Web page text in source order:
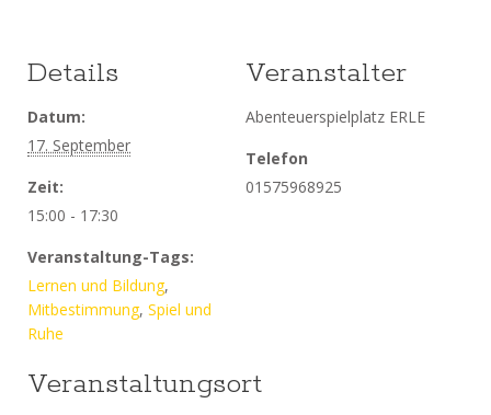
Details
Datum:
17. September
Zeit:
15:00 - 17:30
Veranstaltung-Tags:
Lernen und Bildung,
Mitbestimmung, Spiel und
Ruhe
Veranstaltungsort
Veranstalter
Abenteuerspielplatz ERLE
Telefon
01575968925